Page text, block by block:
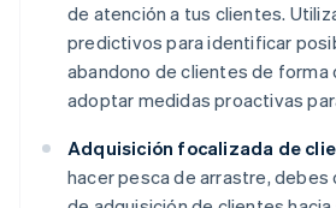
de atención a tus clientes.
predictivos para identificar
abandono de clientes de forma
adoptar medidas proactivas
Adquisición focalizada de
hacer pesca de arrastre,